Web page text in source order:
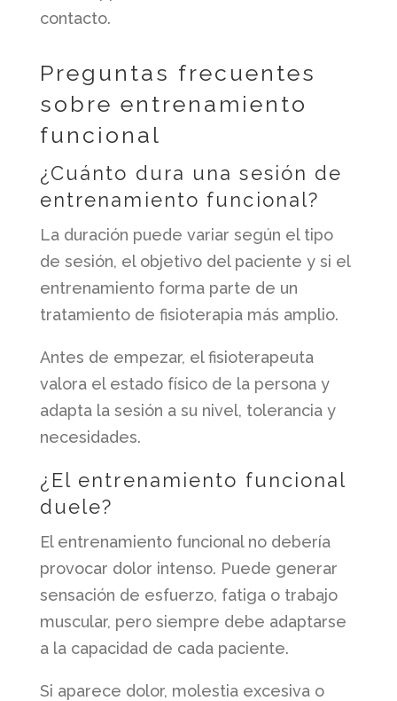
contacto.
Preguntas frecuentes
sobre entrenamiento
funcional
¿Cuánto dura una sesión de
entrenamiento funcional?
La duración puede variar según el tipo
de sesión, el objetivo del paciente y si el
entrenamiento forma parte de un
tratamiento de fisioterapia más amplio.
Antes de empezar, el fisioterapeuta
valora el estado físico de la persona y
adapta la sesión a su nivel, tolerancia y
necesidades.
¿El entrenamiento funcional
duele?
El entrenamiento funcional no debería
provocar dolor intenso. Puede generar
sensación de esfuerzo, fatiga o trabajo
muscular, pero siempre debe adaptarse
a la capacidad de cada paciente.
Si aparece dolor, molestia excesiva o